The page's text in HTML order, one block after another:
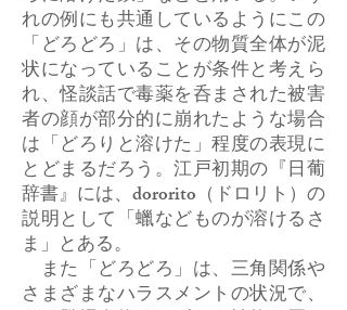
れの例にも共通しているようにこの
「どろどろ」は、その物質全体が泥
状になっていることが条件と考えら
れ、怪談話で毒薬を呑まされた被害
者の顔が部分的に崩れたような場合
は「どろりと溶けた」程度の表現に
とどまるだろう。江戸初期の『日葡
辞書』には、dororito（ドロリト）の
説明として「蠟などものが溶けるさ
ま」とある。
また「どろどろ」は、三角関係や
さまざまなハラスメントの状況で、